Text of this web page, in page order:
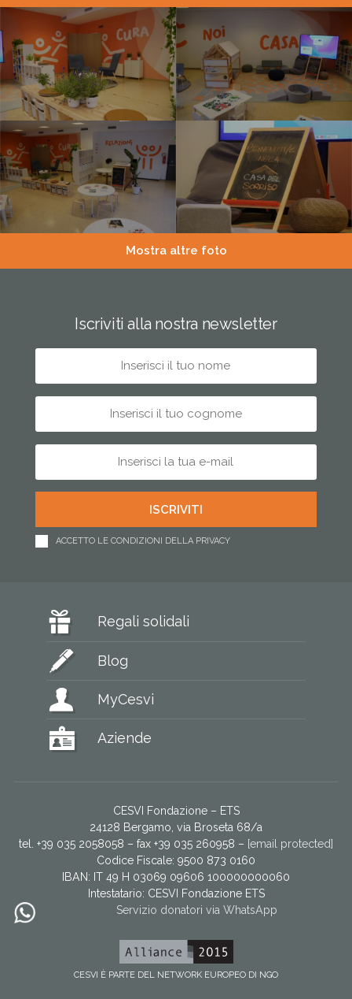
Mostra altre foto
Iscriviti alla nostra newsletter
ACCETTO LE CONDIZIONI DELLA PRIVACY
Regali solidali
Blog
MyCesvi
Aziende
CESVI Fondazione – ETS
24128 Bergamo, via Broseta 68/a
tel. +39 035 2058058 – fax +39 035 260958 – [email protected]
Codice Fiscale: 9500 873 0160
IBAN: IT 49 H 03069 09606 100000000060
Intestatario: CESVI Fondazione ETS
Servizio donatori via WhatsApp
CESVI È PARTE DEL NETWORK EUROPEO DI NGO